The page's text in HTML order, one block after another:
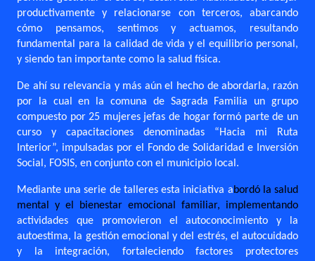
productivamente y relacionarse con terceros, abarcando
cómo pensamos, sentimos y actuamos, resultando
fundamental para la calidad de vida y el equilibrio personal,
y siendo tan importante como la salud física.
De ahí su relevancia y más aún el hecho de abordarla, razón
por la cual en la comuna de Sagrada Familia un grupo
compuesto por 25 mujeres jefas de hogar formó parte de un
curso y capacitaciones denominadas “Hacia mi Ruta
Interior”, impulsadas por el Fondo de Solidaridad e Inversión
Social, FOSIS, en conjunto con el municipio local.
Mediante una serie de talleres esta iniciativa abordó la salud
mental y el bienestar emocional familiar, implementando
actividades que promovieron elautoconocimiento y la
autoestima, la gestión emocional y del estrés, el autocuidado
y la integración, fortaleciendo factores protectores